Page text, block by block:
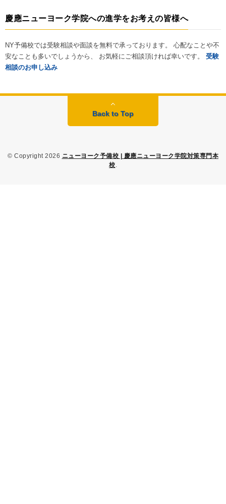
慶應ニューヨーク学院への進学をお考えの皆様へ
NY予備校では受験相談や面談を無料で承っております。 心配なことや不
安なことも多いでしょうから、 お気軽にご相談頂ければ幸いです。 受験
相談のお申し込み
Back to Top
© Copyright 2026 ニューヨーク予備校 | 慶應ニューヨーク学院対策専門本
校.